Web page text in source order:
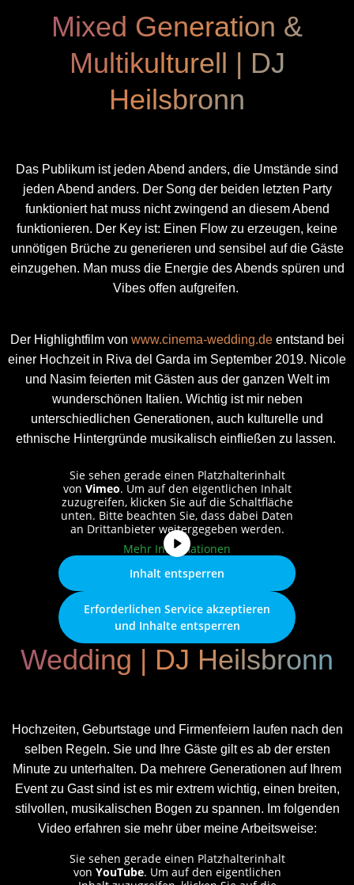
Mixed Generation &
Multikulturell | DJ
Heilsbronn
Das Publikum ist jeden Abend anders, die Umstände sind
jeden Abend anders. Der Song der beiden letzten Party
funktioniert hat muss nicht zwingend an diesem Abend
funktionieren. Der Key ist: Einen Flow zu erzeugen, keine
unnötigen Brüche zu generieren und sensibel auf die Gäste
einzugehen. Man muss die Energie des Abends spüren und
Vibes offen aufgreifen.
Der Highlightfilm von www.cinema-wedding.de entstand bei
einer Hochzeit in Riva del Garda im September 2019. Nicole
und Nasim feierten mit Gästen aus der ganzen Welt im
wunderschönen Italien. Wichtig ist mir neben
unterschiedlichen Generationen, auch kulturelle und
ethnische Hintergründe musikalisch einfließen zu lassen.
Sie sehen gerade einen Platzhalterinhalt
von Vimeo. Um auf den eigentlichen Inhalt
zuzugreifen, klicken Sie auf die Schaltfläche
unten. Bitte beachten Sie, dass dabei Daten
an Drittanbieter weitergegeben werden.
Mehr Informationen
Inhalt entsperren
Erforderlichen Service akzeptieren
und Inhalte entsperren
Wedding | DJ Heilsbronn
Hochzeiten, Geburtstage und Firmenfeiern laufen nach den
selben Regeln. Sie und Ihre Gäste gilt es ab der ersten
Minute zu unterhalten. Da mehrere Generationen auf Ihrem
Event zu Gast sind ist es mir extrem wichtig, einen breiten,
stilvollen, musikalischen Bogen zu spannen. Im folgenden
Video erfahren sie mehr über meine Arbeitsweise:
Sie sehen gerade einen Platzhalterinhalt
von YouTube. Um auf den eigentlichen